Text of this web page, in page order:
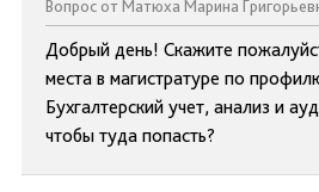
Вопрос от Матюха Марина
Добрый день! Скажите
места в магистратуре по
Бухгалтерский учет, анализ и
чтобы туда попасть?